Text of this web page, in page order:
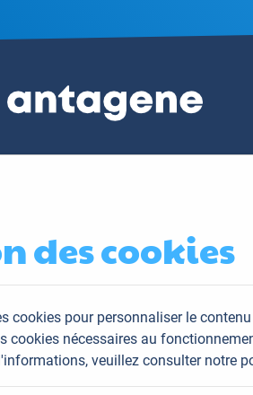
des cookies
cookies pour personnaliser le
cookies nécessaires au
veuillez consulter notre